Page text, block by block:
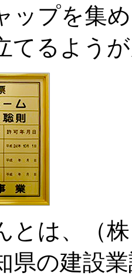
ップを集
てるよう
とは、（
県の建設